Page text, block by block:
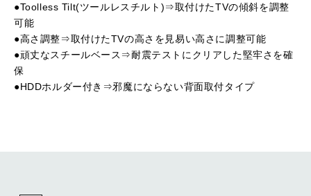
●Toolless Tilt(ツールレスチルト)⇒取付けたTVの傾斜を調整
可能
●高さ調整⇒取付けたTVの高さを見易い高さに調整可能
●頑丈なスチールベース⇒耐震テストにクリアした堅牢さを確
保
●HDDホルダー付き⇒邪魔にならない背面取付タイプ